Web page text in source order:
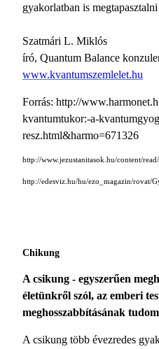
gyakorlatban is
Szatmári L. Miklós
író, Quantum Balance
www.kvantumszemlelet.hu
Forrás: http://
kvantumtukor:-a-
resz.html&harmo=671326
http://www.jezustanitasok.hu/content/
http://edesviz.hu/hu/ezo_magazin/rovat/
Chikung
A csikung - egyszerűen
életünkről szól, az emberi
meghosszabbításának
A csikung több évezredes